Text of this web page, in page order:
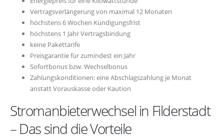
Vertragsverlängerung von maximal 12 Monaten
höchstens 6 Wochen Kündigungsfrist
höchstens 1 Jahr Vertragsbindung
keine Pakettarife
Preisgarantie für zumindest ein Jahr
Sofortbonus bzw. Wechselbonus
Zahlungskonditionen: eine Abschlagszahlung je Monat
anstatt Vorauskasse oder Kaution
Stromanbieterwechsel in Filderstadt
– Das sind die Vorteile